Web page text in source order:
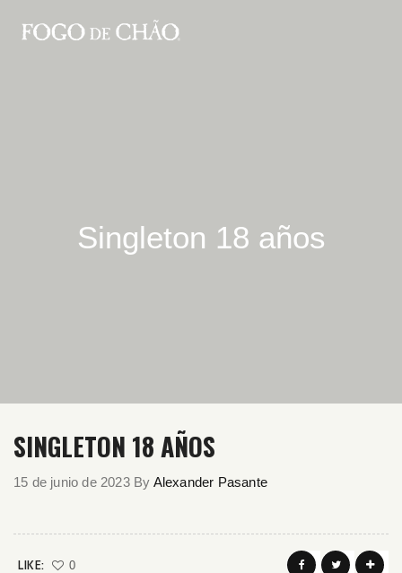
Singleton 18 años
SINGLETON 18 AÑOS
15 de junio de 2023 By Alexander Pasante
LIKE: 0